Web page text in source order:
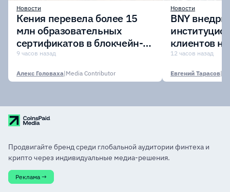
Новости
Кения перевела более 15
млн образовательных
сертификатов в блокчейн-
сеть Avalanche
9 часов назад
Алекс Головаха|Media Contributor
Новости
BNY
клиентов
Digital Asset
12 часов назад
Евгений Тарасов|
Продвигайте бренд среди глобальной аудитории финтеха и
крипто через индивидуальные медиа-решения.
Реклама →